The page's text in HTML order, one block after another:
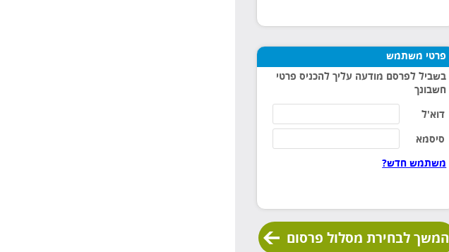
פרטי משתמש
בשביל לפרסם מודעה עליך להכניס פרטי
חשבונך
דוא'ל
סיסמא
משתמש חדש?
המשך לבחירת מסלול פרסום